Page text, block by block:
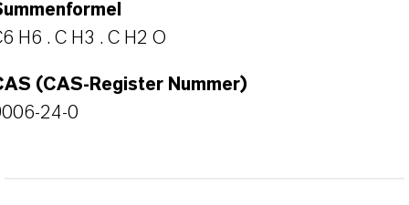
H6 . C H3 . C H2 O
(CAS-Register Nummer)
24-0